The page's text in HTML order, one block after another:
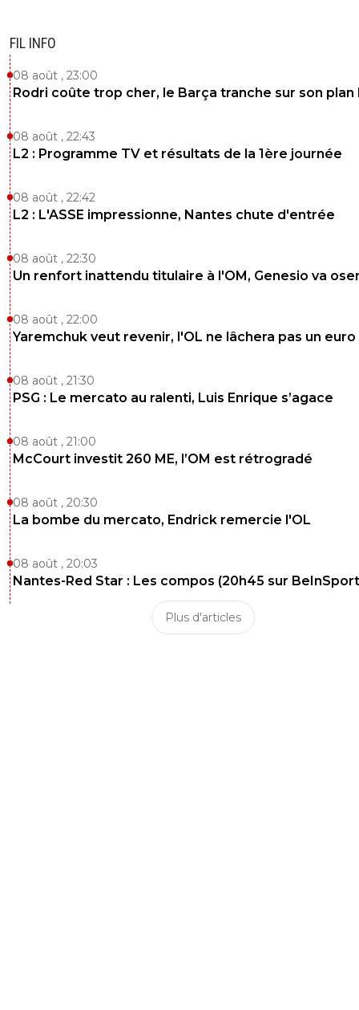
FIL INFO
08 août , 23:00
Rodri coûte trop cher, le Barça tranche sur son plan
08 août , 22:43
L2 : Programme TV et résultats de la 1ère journée
08 août , 22:42
L2 : L'ASSE impressionne, Nantes chute d'entrée
08 août , 22:30
Un renfort inattendu titulaire à l'OM, Genesio va
08 août , 22:00
Yaremchuk veut revenir, l'OL ne lâchera pas un euro
08 août , 21:30
PSG : Le mercato au ralenti, Luis Enrique s’agace
08 août , 21:00
McCourt investit 260 ME, l’OM est rétrogradé
08 août , 20:30
La bombe du mercato, Endrick remercie l'OL
08 août , 20:03
Nantes-Red Star : Les compos (20h45 sur
Plus d'articles